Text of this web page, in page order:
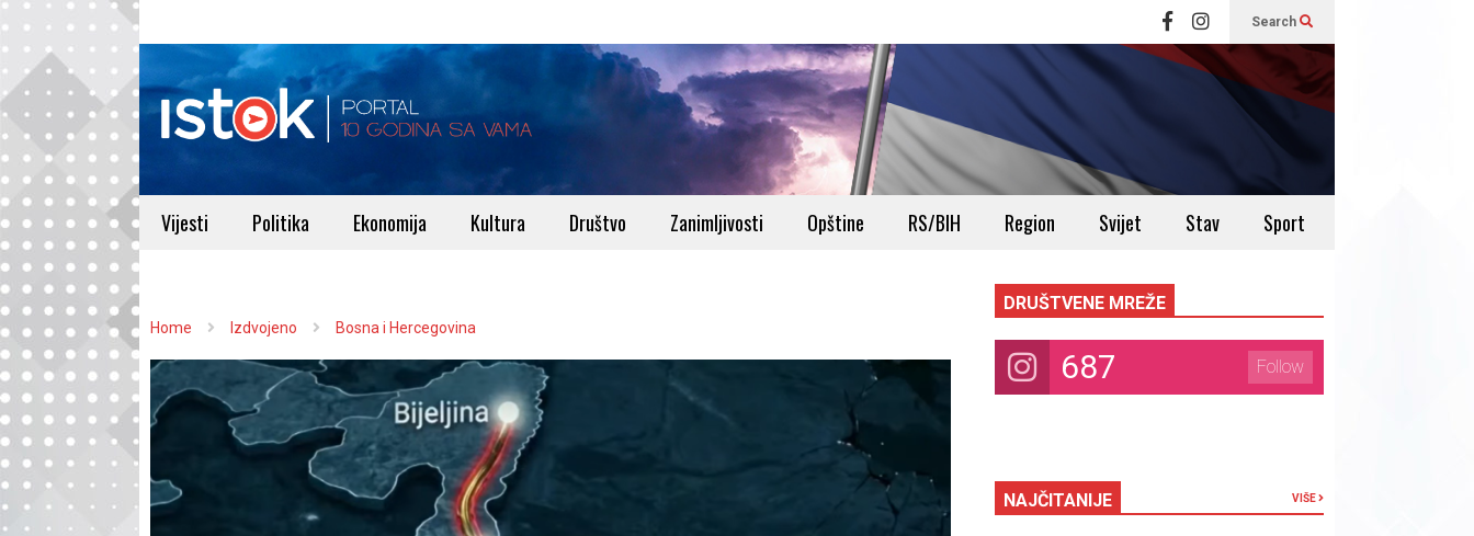
Search
Vijesti Politika Ekonomija Kultura Društvo Zanimljivosti Opštine RS/BIH Region Svijet Stav Sport
Home Izdvojeno Bosna i Hercegovina
DRUŠTVENE MREŽE
687 Follow
NAJČITANIJE VIŠE